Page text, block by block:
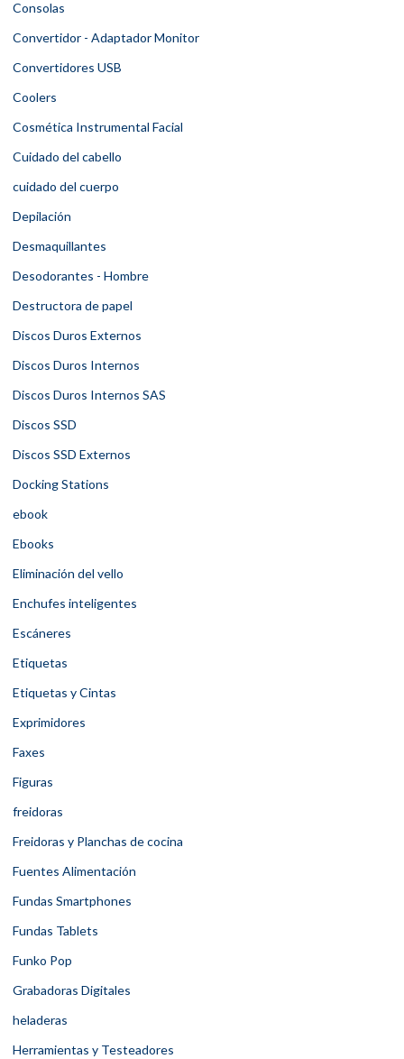
Consolas
Convertidor - Adaptador Monitor
Convertidores USB
Coolers
Cosmética Instrumental Facial
Cuidado del cabello
cuidado del cuerpo
Depilación
Desmaquillantes
Desodorantes - Hombre
Destructora de papel
Discos Duros Externos
Discos Duros Internos
Discos Duros Internos SAS
Discos SSD
Discos SSD Externos
Docking Stations
ebook
Ebooks
Eliminación del vello
Enchufes inteligentes
Escáneres
Etiquetas
Etiquetas y Cintas
Exprimidores
Faxes
Figuras
freidoras
Freidoras y Planchas de cocina
Fuentes Alimentación
Fundas Smartphones
Fundas Tablets
Funko Pop
Grabadoras Digitales
heladeras
Herramientas y Testeadores